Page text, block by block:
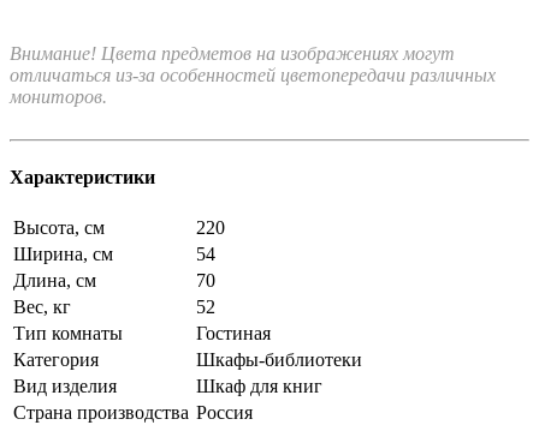
Внимание! Цвета предметов на изображениях могут
отличаться из-за особенностей цветопередачи различных
мониторов.
Характеристики
Высота, см
220
Ширина, см
54
Длина, см
70
Вес, кг
52
Тип комнаты
Гостиная
Категория
Шкафы-библиотеки
Вид изделия
Шкаф для книг
Страна производства Россия